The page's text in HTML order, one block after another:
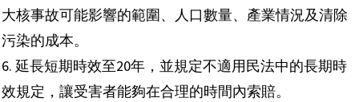
大核事故可能影響的範圍、人口數量、產業情況及清除
污染的成本。
6. 延長短期時效至20年，並規定不適用民法中的長期時
效規定，讓受害者能夠在合理的時間內索賠。